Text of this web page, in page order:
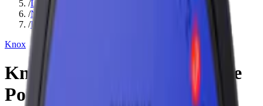
/Large
/Normal
/Lakrits
Knox
Knox Karaktär Purple White
Portion